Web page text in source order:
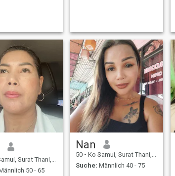
will keine
sein, aber
Güte. Ich
ob Sie die
möchten. Ich
ob Sie
Informationen
möchten. Ich
ob Sie
Informationen
möchten. Ich
ob Sie die
verwenden
möchte mehr
ich verwenden
werde nicht mit mir spielen,
vielen Dank.
Surat Thani, Thailand
50 - 65
Nan
50 • Ko Samui, Surat Thani, Thailand
Suche: Männlich 40 - 75